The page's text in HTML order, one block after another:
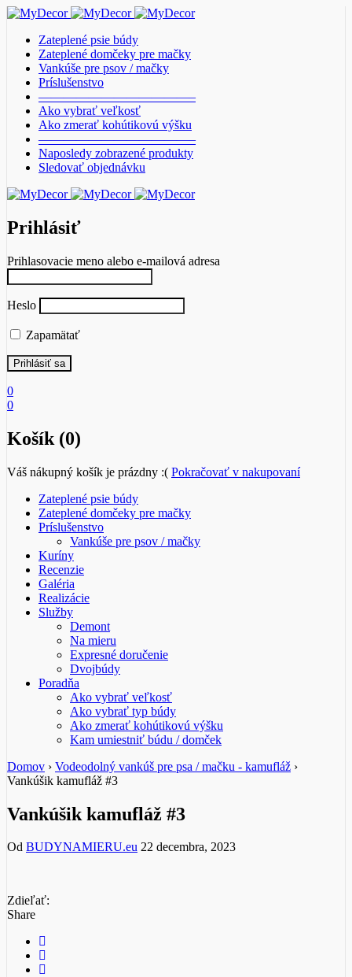
Zateplené psie búdy
Zateplené domčeky pre mačky
Vankúše pre psov / mačky
Príslušenstvo
————————————–
Ako vybrať veľkosť
Ako zmerať kohútikovú výšku
————————————–
Naposledy zobrazené produkty
Sledovať objednávku
Prihlásiť
Prihlasovacie meno alebo e-mailová adresa
Heslo
Zapamätať
0
0
Košík (0)
Váš nákupný košík je prázdny :( Pokračovať v nakupovaní
Zateplené psie búdy
Zateplené domčeky pre mačky
Príslušenstvo
Vankúše pre psov / mačky
Kuríny
Recenzie
Galéria
Realizácie
Služby
Demont
Na mieru
Expresné doručenie
Dvojbúdy
Poradňa
Ako vybrať veľkosť
Ako vybrať typ búdy
Ako zmerať kohútikovú výšku
Kam umiestniť búdu / domček
Domov › Vodeodolný vankúš pre psa / mačku - kamufláž ›
Vankúšik kamufláž #3
Vankúšik kamufláž #3
Od BUDYNAMIERU.eu 22 decembra, 2023
Zdieľať:
Share